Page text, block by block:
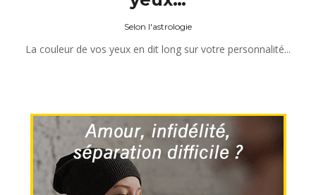
Selon l'astrologie
La couleur de vos yeux en dit long sur votre personnalité...